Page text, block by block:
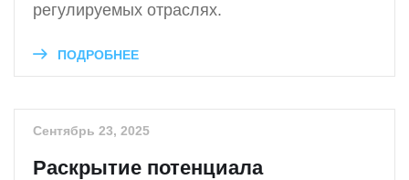
регулируемых отраслях.
ПОДРОБНЕЕ
Сентябрь 23, 2025
Раскрытие потенциала